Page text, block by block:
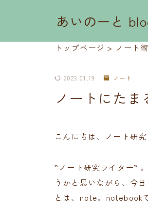
あいのーと
トップページ > ノート
2023.01.19 ノート
ノートにたま
こんにちは、ノート研
”ノート研究ライター”
うかと思いながら、今
とは、note。notebook